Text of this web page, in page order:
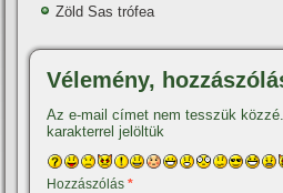
Zöld Sas trófea
Vélemény,
Az e-mail címet nem tesszük közzé.
karakterrel jelöltük
Hozzászólás*